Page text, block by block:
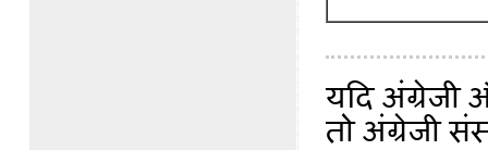
यदि अंग्रेजी
तो अंग्रेजी